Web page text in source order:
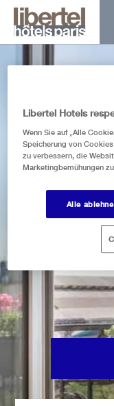
libertel austerlitz
ZIMMER
Libertel Hotels
Wenn Sie auf „Alle
Speicherung von
zu verbessern, die
Marketingbemühungen
Alle